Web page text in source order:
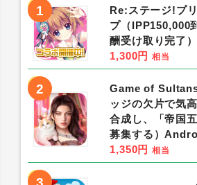
1
Re:ステージ!プ
プ（IPP150,000
酬受け取り完了
1,300円 相当
2
Game of
ッジの欠片で気
合成し、「帝国
募集する）
1,350円 相当